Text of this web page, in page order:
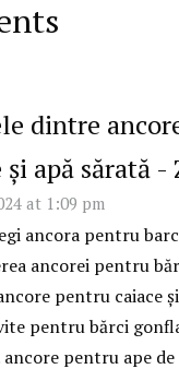
dintre
și apă sărată -
at 1:09 pm
ancora pentru
ancorei pentru
pentru caiace
pentru bărci
ancore pentru ape